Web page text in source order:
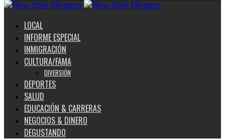
LOCAL
INFORME ESPECIAL
INMIGRACIÓN
CULTURA/FAMA
DIVERSIÓN
DEPORTES
SALUD
EDUCACIÓN & CARRERAS
NEGOCIOS & DINERO
DEGUSTANDO